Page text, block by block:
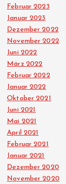
Februar 2023
Januar 2023
Dezember 2022
November 2022
Juni 2022
März 2022
Februar 2022
Januar 2022
Oktober 2021
Juni 2021
Mai 2021
April 2021
Februar 2021
Januar 2021
Dezember 2020
November 2020